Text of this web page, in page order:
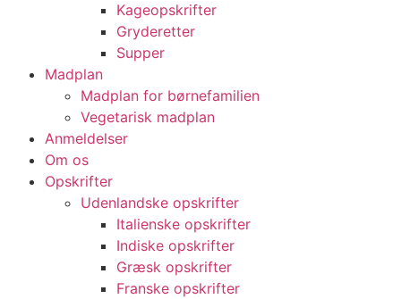
Kageopskrifter
Gryderetter
Supper
Madplan
Madplan for børnefamilien
Vegetarisk madplan
Anmeldelser
Om os
Opskrifter
Udenlandske opskrifter
Italienske opskrifter
Indiske opskrifter
Græsk opskrifter
Franske opskrifter